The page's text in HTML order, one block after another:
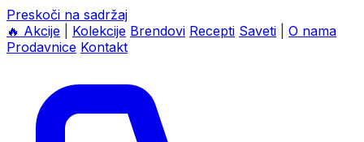
Preskoči na sadržaj
🔥 Akcije Kolekcije Brendovi Recepti Saveti
O nama
Prodavnice Kontakt